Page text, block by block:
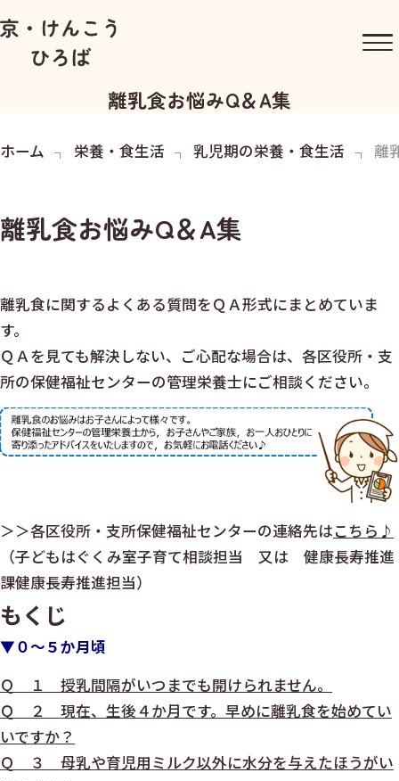
離乳食お悩みQ＆A集
ホーム 栄養・食生活 乳児期の栄養・食生活 離
離乳食お悩みQ＆A集
離乳食に関するよくある質問をＱＡ形式にまとめていま
す。
ＱＡを見ても解決しない、ご心配な場合は、各区役所・支
所の保健福祉センターの管理栄養士にご相談ください。
＞＞各区役所・支所保健福祉センターの連絡先はこちら♪
（子どもはぐくみ室子育て相談担当 又は 健康長寿推進
課健康長寿推進担当）
もくじ
▼０～５か月頃
Ｑ １ 授乳間隔がいつまでも開けられません。
Ｑ ２ 現在、生後４か月です。早めに離乳食を始めてい
いですか？
Ｑ ３ 母乳や育児用ミルク以外に水分を与えたほうがい